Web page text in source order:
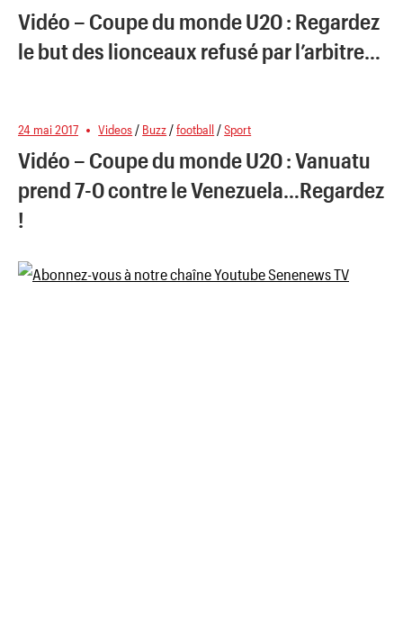
Vidéo – Coupe du monde U20 : Regardez
le but des lionceaux refusé par l’arbitre…
24 mai 2017 Videos / Buzz /football /Sport
Vidéo – Coupe du monde U20 : Vanuatu
prend 7-0 contre le Venezuela…Regardez
!